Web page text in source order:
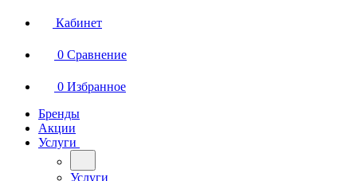
Кабинет
0 Сравнение
0 Избранное
Бренды
Акции
Услуги
Услуги